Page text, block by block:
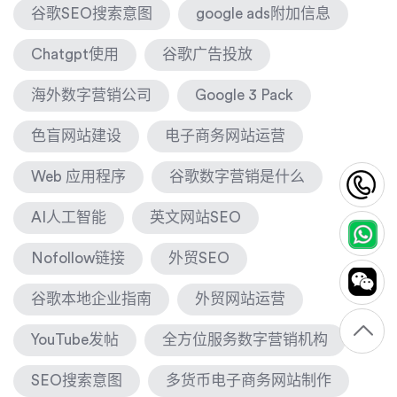
谷歌SEO搜索意图 google ads附加信息
Chatgpt使用 谷歌广告投放
海外数字营销公司 Google 3 Pack
色盲网站建设 电子商务网站运营
Web 应用程序 谷歌数字营销是什么
AI人工智能 英文网站SEO
Nofollow链接 外贸SEO
谷歌本地企业指南 外贸网站运营
YouTube发帖 全方位服务数字营销机构
SEO搜索意图 多货币电子商务网站制作